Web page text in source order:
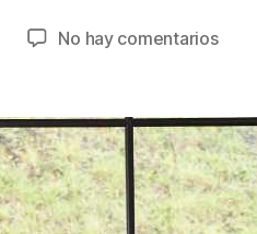
No hay comentariosen
Día
del
son